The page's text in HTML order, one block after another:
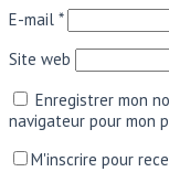
E-mail *
Site web
Enregistrer mon
navigateur pour mon
M'inscrire pour